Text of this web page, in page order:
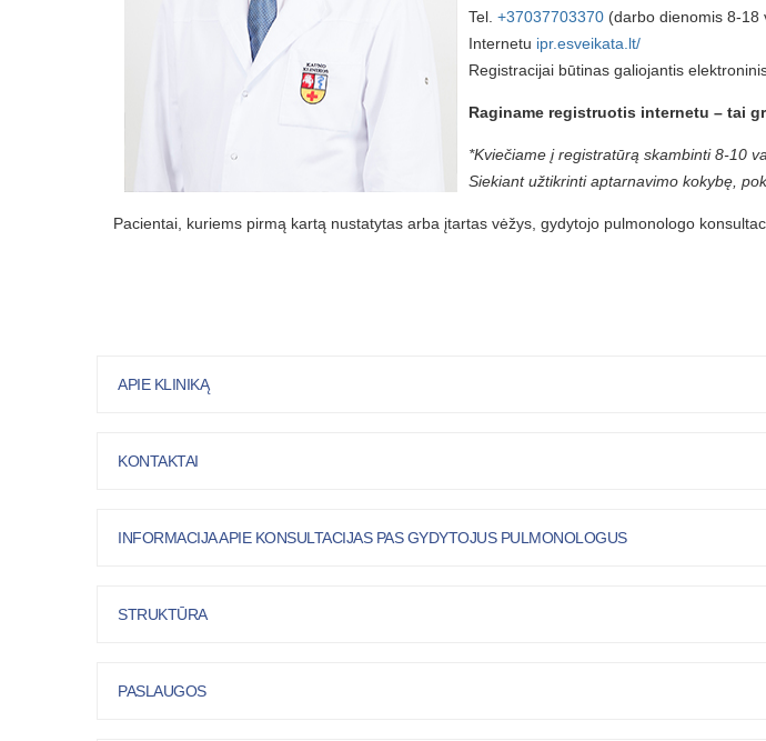
Tel. +37037703370 (darbo dienomis 8-18
Internetu ipr.esveikata.lt/
Registracijai būtinas galiojantis
Raginame registruotis internetu – tai
*Kviečiame į registratūrą skambinti 8-10
Siekiant užtikrinti aptarnavimo kokybę,
Pacientai, kuriems pirmą kartą nustatytas arba įtartas vėžys, gydytojo pulmonologo
APIE KLINIKĄ
KONTAKTAI
INFORMACIJA APIE KONSULTACIJAS PAS GYDYTOJUS PULMONOLOGUS
STRUKTŪRA
PASLAUGOS